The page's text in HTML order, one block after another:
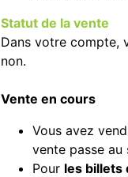
Statut de la vente
Dans votre compte,
non.
Vente en cours
Vous avez
vente passe
Pour les billets